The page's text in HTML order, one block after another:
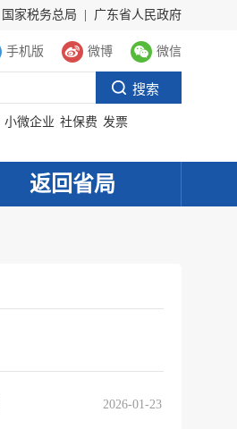
国家税务总局 广东省人民政府
手机版 微博 微信
小微企业 社保费 发票
返回省局
2026-01-23